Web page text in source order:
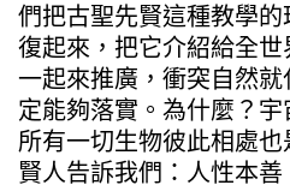
們把古聖先賢這種教學
復起來，把它介紹給全
一起來推廣，衝突自然
定能夠落實。為什麼？
所有一切生物彼此相處
賢人告訴我們：人性本